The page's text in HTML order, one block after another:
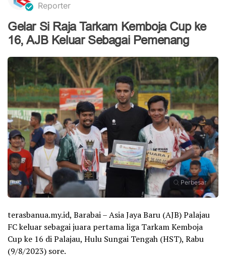
Reporter
Gelar Si Raja Tarkam Kemboja Cup ke
16, AJB Keluar Sebagai Pemenang
Perbesar
terasbanua.my.id, Barabai – Asia Jaya Baru (AJB) Palajau
FC keluar sebagai juara pertama liga Tarkam Kemboja
Cup ke 16 di Palajau, Hulu Sungai Tengah (HST), Rabu
(9/8/2023) sore.